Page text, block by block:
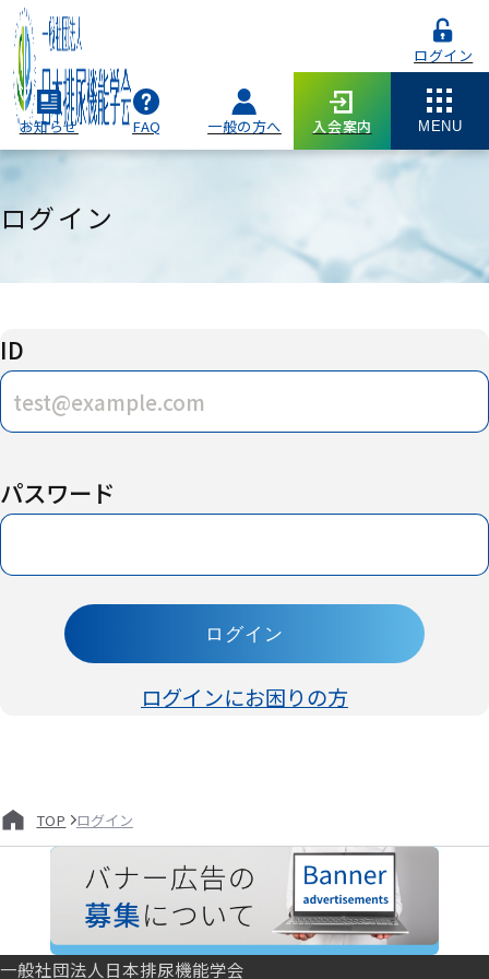
ログイン
お知らせ FAQ 一般の方へ 入会案内 MENU
ログイン
ID
パスワード
ログイン
ログインにお困りの方
TOP ログイン
一般社団法人日本排尿機能学会